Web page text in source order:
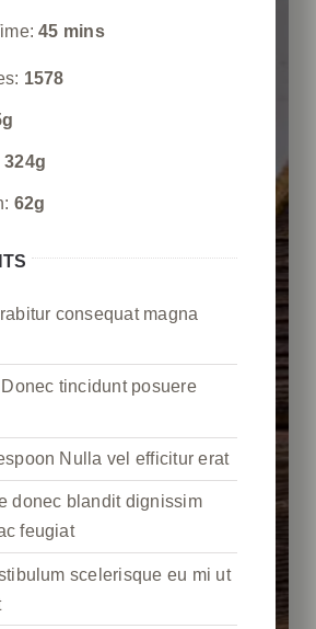
45 mins
1578
324g
62g
consequat magna
tincidunt posuere
Nulla vel efficitur erat
donec blandit dignissim
feugiat
scelerisque eu mi ut